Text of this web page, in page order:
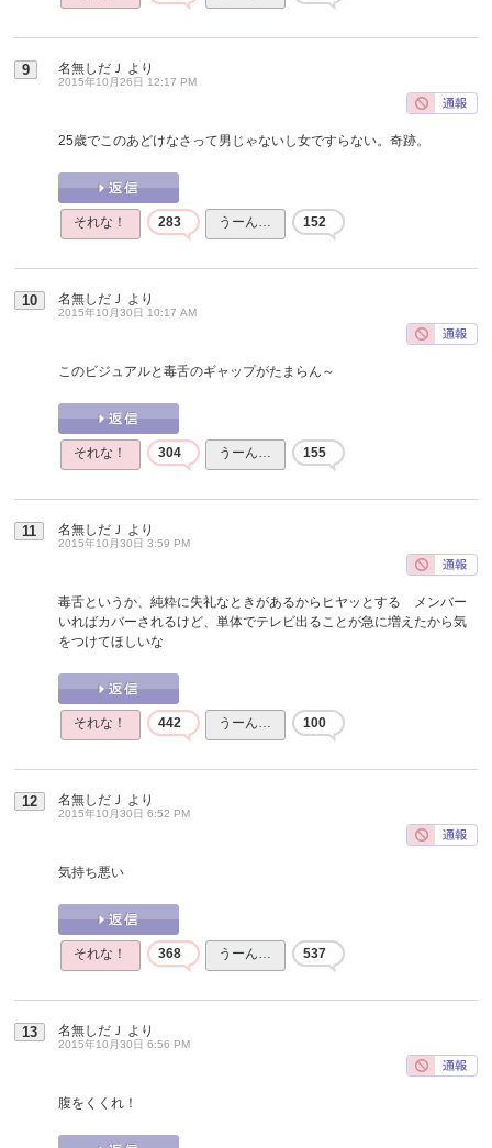
9 名無しだＪ より
2015年10月26日 12:17 PM
25歳でこのあどけなさって男じゃないし女ですらない。奇跡。
それな！ 283 うーん… 152
10 名無しだＪ より
2015年10月30日 10:17 AM
このビジュアルと毒舌のギャップがたまらん～
それな！ 304 うーん… 155
11 名無しだＪ より
2015年10月30日 3:59 PM
毒舌というか、純粋に失礼なときがあるからヒヤッとする メンバー
いればカバーされるけど、単体でテレビ出ることが急に増えたから気
をつけてほしいな
それな！ 442 うーん… 100
12 名無しだＪ より
2015年10月30日 6:52 PM
気持ち悪い
それな！ 368 うーん… 537
13 名無しだＪ より
2015年10月30日 6:56 PM
腹をくくれ！